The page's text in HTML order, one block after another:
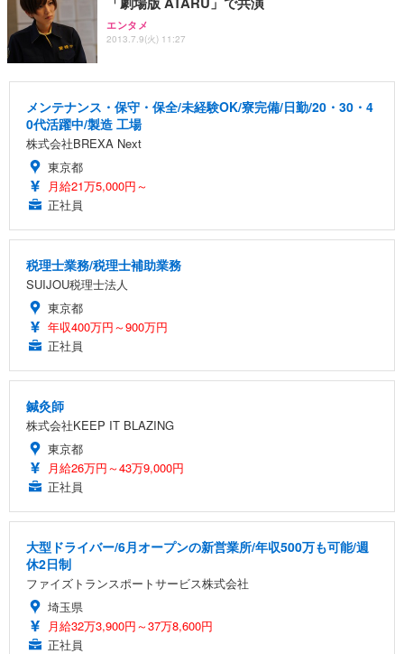
エンタメ
2013.7.9(火) 11:27
メンテナンス・保守・保全/未経験OK/寮完備/日勤/20・30・4
0代活躍中/製造 工場
株式会社BREXA Next
東京都
月給21万5,000円～
正社員
税理士業務/税理士補助業務
SUIJOU税理士法人
東京都
年収400万円～900万円
正社員
鍼灸師
株式会社KEEP IT BLAZING
東京都
月給26万円～43万9,000円
正社員
大型ドライバー/6月オープンの新営業所/年収500万も可能/週
休2日制
ファイズトランスポートサービス株式会社
埼玉県
月給32万3,900円～37万8,600円
正社員